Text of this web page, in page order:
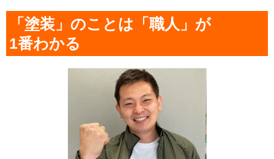
「塗装」のことは「職人」が
1番わかる